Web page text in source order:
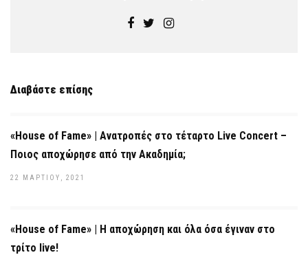
Διαβάστε επίσης
«House of Fame» | Ανατροπές στο τέταρτο Live Concert –
Ποιος αποχώρησε από την Ακαδημία;
22 ΜΑΡΤΊΟΥ, 2021
«House of Fame» | Η αποχώρηση και όλα όσα έγιναν στο
τρίτο live!